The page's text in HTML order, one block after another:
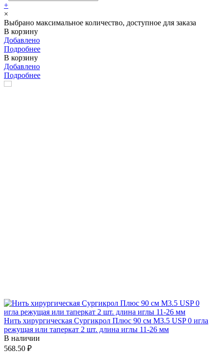
+
×
Выбрано максимальное количество, доступное для заказа
В корзину
Добавлено
Подробнее
В корзину
Добавлено
Подробнее
Нить хирургическая Сургикрол Плюс 90 см М3.5 USP 0 игла
режущая или таперкат 2 шт. длина иглы 11-26 мм
В наличии
568.50 ₽